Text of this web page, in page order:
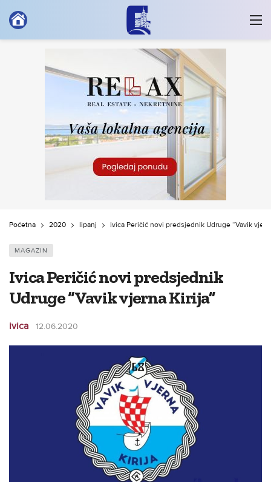
Početna 2020 lipanj Ivica Peričić novi predsjednik Udruge “Vavik
MAGAZIN
Ivica Peričić novi predsjednik
Udruge “Vavik vjerna Kirija”
ivica 12.06.2020